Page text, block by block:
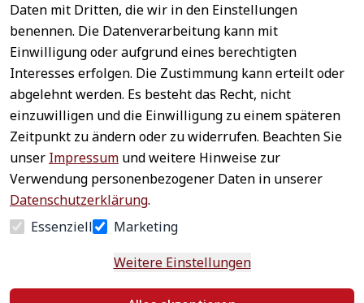
Daten mit Dritten, die wir in den Einstellungen
benennen. Die Datenverarbeitung kann mit
Einwilligung oder aufgrund eines berechtigten
Interesses erfolgen. Die Zustimmung kann erteilt oder
abgelehnt werden. Es besteht das Recht, nicht
einzuwilligen und die Einwilligung zu einem späteren
Zeitpunkt zu ändern oder zu widerrufen. Beachten Sie
unser Impressum und weitere Hinweise zur
Verwendung personenbezogener Daten in unserer
Datenschutzerklärung.
Essenziell
Marketing
Weitere Einstellungen
Rechtliches
AGB
Impressum
Datenschutz
Widerrufsrecht
Widerrufsform
ular
Service
Kontakt
Registrieren
Zahlung &
Versand
Newsletter
abonnieren
Häufige
Fragen
Sichere
Zahlungsar
ten
Schneller
Versand
Vertrag